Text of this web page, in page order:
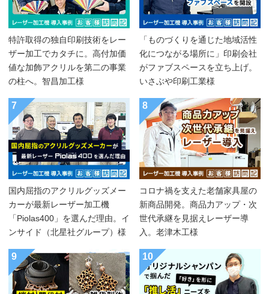
特許取得の独自印刷技術をレー
ザー加工でカタチに。高付加価
値な加飾アクリルを第二の事業
の柱へ。智昌加工様
「ものづくりを通じた地域活性
化につながる場所に」印刷会社
がファブスペースを立ち上げ。
いさぶや印刷工業様
7
国内屈指のアクリルグッズメー
カーが最新レーザー加工機
「Piolas400」を選んだ理由。イ
ンサイド（北星社グループ）様
8
コロナ禍を支えた老舗家具屋の
新商品開発。商品力アップ・次
世代承継を見据えレーザー導
入。老津木工様
9 10